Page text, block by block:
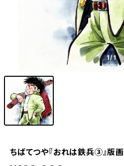
1/1
ちばてつや『おれは鉄兵③』版画